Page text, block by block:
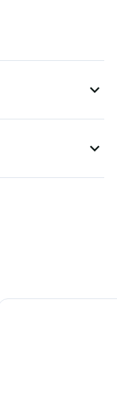
expand_more
expand_more